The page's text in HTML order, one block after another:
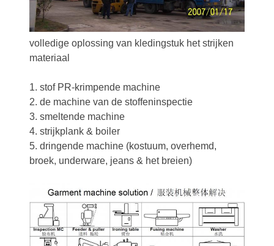
volledige oplossing van kledingstuk het strijken
materiaal
1. stof PR-krimpende machine
2. de machine van de stoffeninspectie
3. smeltende machine
4. strijkplank & boiler
5. dringende machine (kostuum, overhemd,
broek, underware, jeans & het breien)